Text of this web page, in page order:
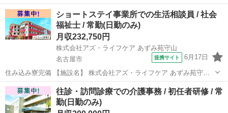
ながら資格取得が目指せる！(初任者研修・実務者研修・介護福祉士)/
託児所完備でひとり親・シングルマザーにもおすすめ 【施設名】 医療
法人白楊会 医療法人白楊会...
愛知 名古屋市 介護士
ショートステイ事業所での生活相談員 / 社会
福祉士 / 常勤(日勤のみ)
月収232,750円
株式会社アズ・ライフケア あずみ苑守山
名古屋市
提携サイト 6月17日
住み込み寮完備 【施設名】 株式会社アズ・ライフケア あずみ苑守山
【勤務地】 愛知県 名古屋市守山区 【アクセス】 小幡駅から徒歩11
分 小幡駅/瓢箪山(愛知)駅/喜多山(愛知)駅 【雇用形態】常勤(日勤の
み) ...
愛知 名古屋市 介護士
往診・訪問診療での介護事務 / 初任者研修 / 常
勤(日勤のみ)